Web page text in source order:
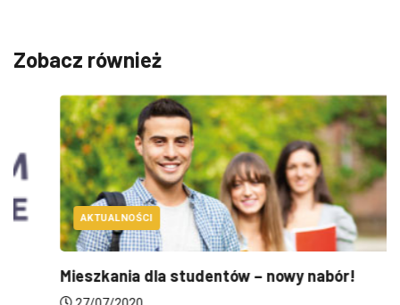
Zobacz również
AKTUALNOŚCI
Mieszkania dla studentów – nowy nabór!